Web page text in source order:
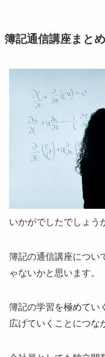
簿記通信講座まとめ
いかがでしたでしょう
簿記の通信講座につい
ゃないかと思います。
簿記の学習を極めてい
広げていくことにつな